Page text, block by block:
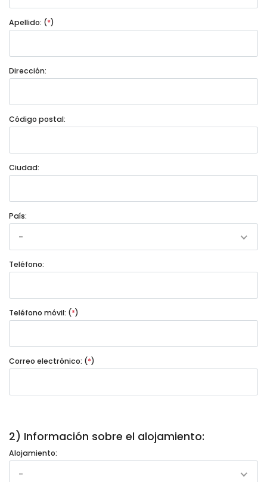
Apellido: (*)
Dirección:
Código postal:
Ciudad:
País:
-
Teléfono:
Teléfono móvil: (*)
Correo electrónico: (*)
2) Información sobre el alojamiento:
Alojamiento:
-